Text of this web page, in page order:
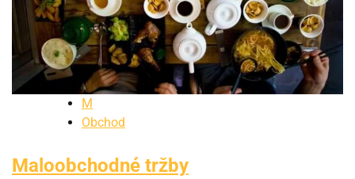
M
Obchod
Maloobchodné tržby